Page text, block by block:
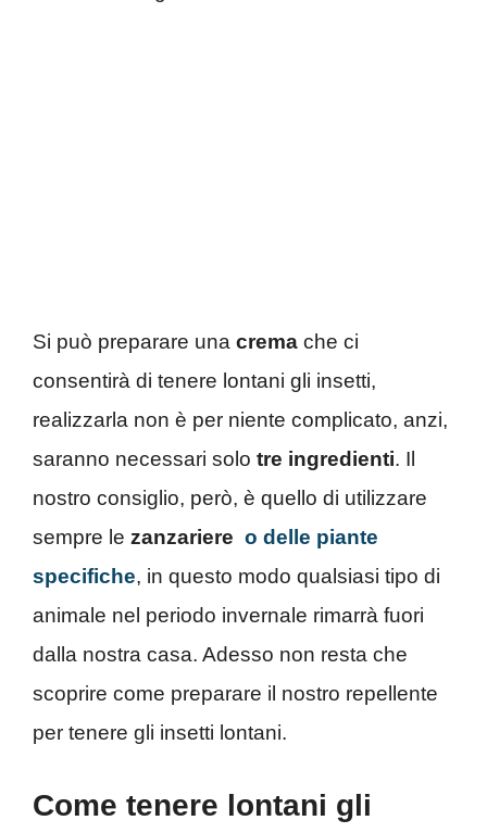
Si può preparare una crema che ci
consentirà di tenere lontani gli insetti,
realizzarla non è per niente complicato, anzi,
saranno necessari solo tre ingredienti. Il
nostro consiglio, però, è quello di utilizzare
sempre le zanzariere o delle piante
specifiche, in questo modo qualsiasi tipo di
animale nel periodo invernale rimarrà fuori
dalla nostra casa. Adesso non resta che
scoprire come preparare il nostro repellente
per tenere gli insetti lontani.
Come tenere lontani gli